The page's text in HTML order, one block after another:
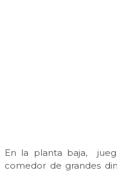
En la planta baja,
comedor de grandes